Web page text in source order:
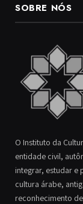
SOBRE NÓS
O Instituto da
entidade civil,
integrar, estudar e
cultura árabe,
reconhecimento